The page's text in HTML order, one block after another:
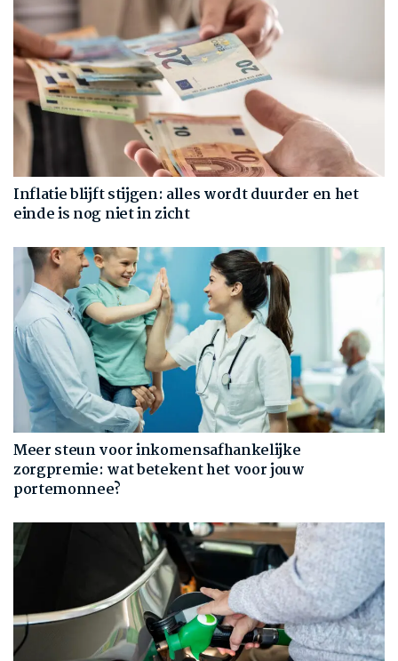
Inflatie blijft stijgen: alles wordt duurder en het
einde is nog niet in zicht
Meer steun voor inkomensafhankelijke
zorgpremie: wat betekent het voor jouw
portemonnee?